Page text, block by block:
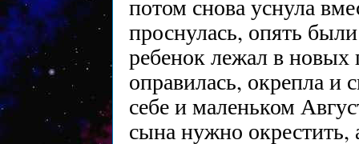
потом снова уснула
проснулась, опять
ребенок лежал в новых
оправилась, окрепла и
себе и маленьком
сына нужно окрестить,